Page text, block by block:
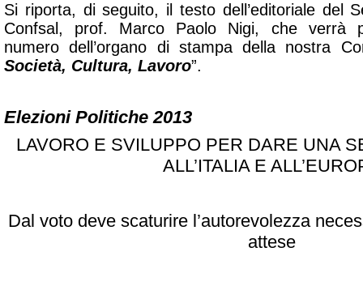
Si riporta, di seguito, il testo dell’editoriale del
Confsal, prof. Marco Paolo Nigi, che verrà
numero dell’organo di stampa della nostra
Società, Cultura, Lavoro”.
Elezioni Politiche 2013
LAVORO E SVILUPPO PER DARE UNA
ALL’ITALIA E
Dal voto deve scaturire l’autorevolezza
attese